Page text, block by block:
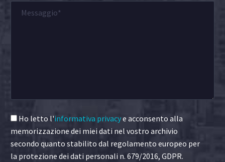
Ho letto l'informativa privacye acconsento alla
memorizzazione dei miei dati nel vostro archivio
secondo quanto stabilito dal regolamento europeo per
la protezione dei dati personali n. 679/2016, GDPR.